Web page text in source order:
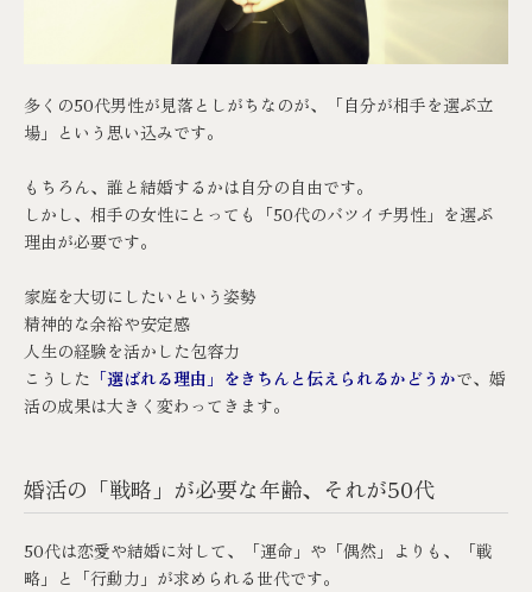
多くの50代男性が見落としがちなのが、「自分が相手を選ぶ立
場」という思い込みです。
もちろん、誰と結婚するかは自分の自由です。
しかし、相手の女性にとっても「50代のバツイチ男性」を選ぶ
理由が必要です。
家庭を大切にしたいという姿勢
精神的な余裕や安定感
人生の経験を活かした包容力
こうした 「選ばれる理由」をきちんと伝えられるかどうかで、婚
活の成果は大きく変わってきます。
婚活の「戦略」が必要な年齢、それが50代
50代は恋愛や結婚に対して、「運命」や「偶然」よりも、「戦
略」と「行動力」が求められる世代です。